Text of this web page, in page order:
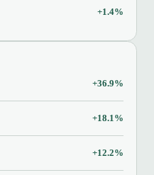
+1.4%
+36.9%
+18.1%
+12.2%